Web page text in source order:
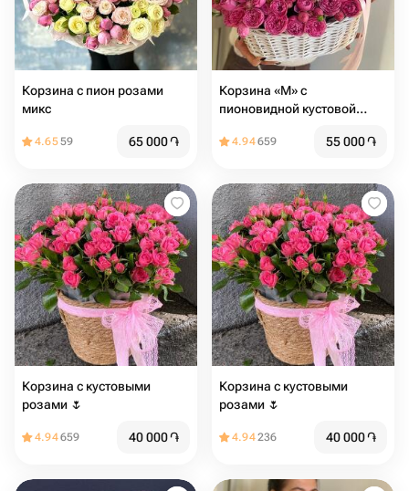
Корзина с пион розами
микс
4.6559 65 000֏
Корзина «M» с
пионовидной кустовой
4.94659 55 000֏
Корзина с кустовыми
розами 🌷
4.94659 40 000֏
Корзина с кустовыми
розами 🌷
4.94236 40 000֏